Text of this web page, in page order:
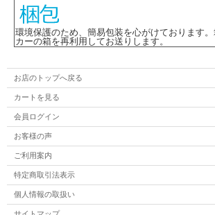
環境保護のため、簡易包装を心がけております
カーの箱を再利用してお送りします。
お店のトップへ戻る
カートを見る
会員ログイン
お客様の声
ご利用案内
特定商取引法表示
個人情報の取扱い